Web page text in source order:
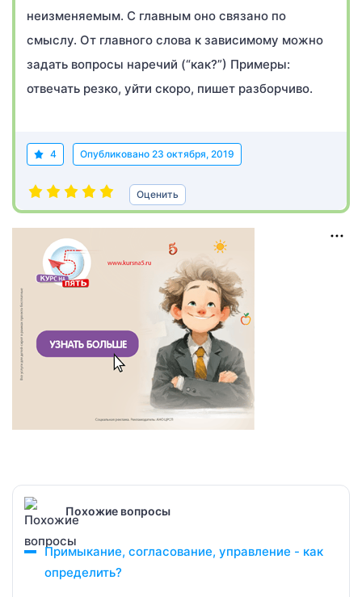
неизменяемым. С главным оно связано по
смыслу. От главного слова к зависимому можно
задать вопросы наречий (“как?”) Примеры:
отвечать резко, уйти скоро, пишет разборчиво.
4 Опубликовано 23 октября, 2019
Оценить
Похожие вопросы
Примыкание, согласование, управление - как
определить?